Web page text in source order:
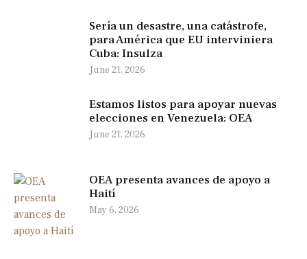
Sería un desastre, una catástrofe,
para América que EU interviniera
Cuba: Insulza
June 21, 2026
Estamos listos para apoyar nuevas
elecciones en Venezuela: OEA
June 21, 2026
OEA presenta avances de apoyo a
Haití
May 6, 2026